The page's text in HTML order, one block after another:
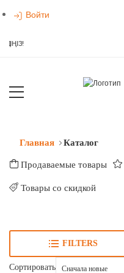
Войти
Главная Каталог
Продаваемые товары
Товары со скидкой
FILTERS
Сортировать